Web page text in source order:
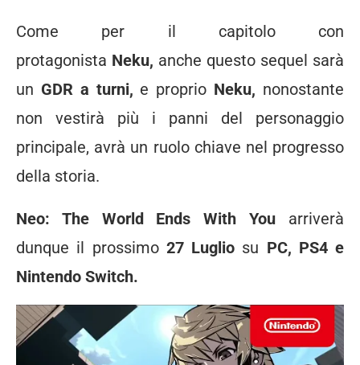
Come per il capitolo con
protagonista Neku, anche questo sequel sarà
un GDR a turni, e proprio Neku, nonostante
non vestirà più i panni del personaggio
principale, avrà un ruolo chiave nel progresso
della storia.
Neo: The World Ends With You arriverà
dunque il prossimo 27 Luglio su PC, PS4 e
Nintendo Switch.